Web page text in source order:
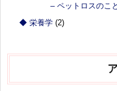
– ペットロスのこと
◆ 栄養学 (2)